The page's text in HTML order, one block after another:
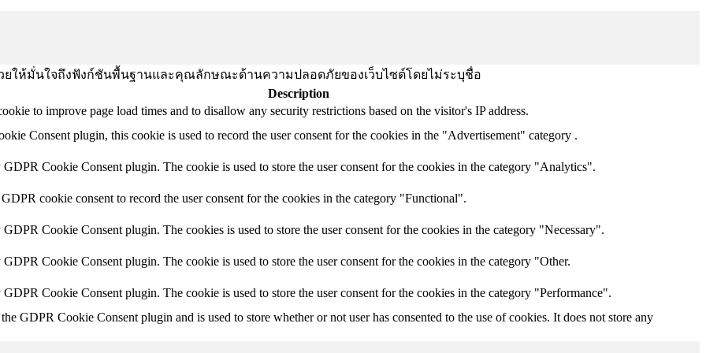
วยให้มั่นใจถึงฟังก์ชันพื้นฐานและคุณลักษณะด้านความปลอดภัยของเว็บไซต์โดยไม่ระบุชื่อ
Description
to improve page load times and to disallow any security restrictions based on the visitor's IP address.
Consent plugin, this cookie is used to record the user consent for the cookies in the "Advertisement" category .
Cookie Consent plugin. The cookie is used to store the user consent for the cookies in the category "Analytics".
cookie consent to record the user consent for the cookies in the category "Functional".
Cookie Consent plugin. The cookies is used to store the user consent for the cookies in the category "Necessary".
Cookie Consent plugin. The cookie is used to store the user consent for the cookies in the category "Other.
Cookie Consent plugin. The cookie is used to store the user consent for the cookies in the category "Performance".
GDPR Cookie Consent plugin and is used to store whether or not user has consented to the use of cookies. It does not store any